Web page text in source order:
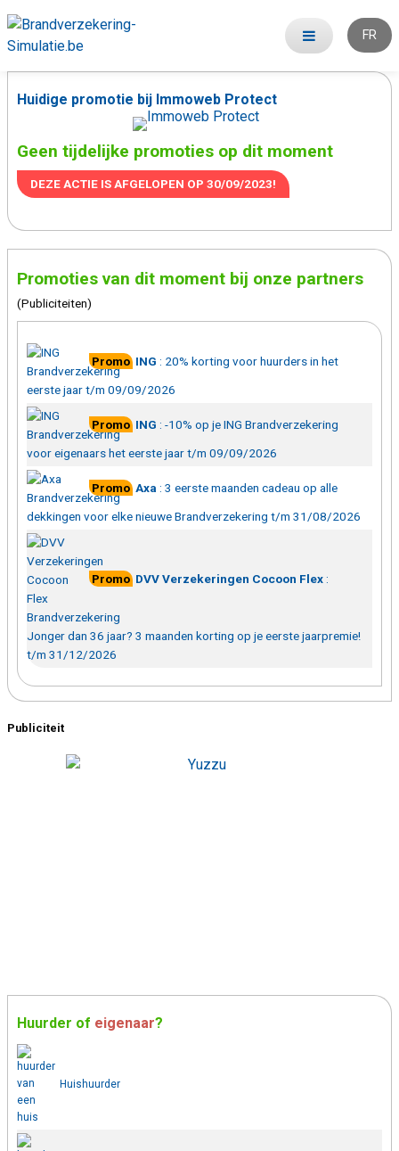
FR
Huidige promotie bij Immoweb Protect
Geen tijdelijke promoties op dit moment
DEZE ACTIE IS AFGELOPEN OP 30/09/2023!
Promoties van dit moment bij onze partners
(Publiciteiten)
Promo ING : 20% korting voor huurders in het
eerste jaar t/m 09/09/2026
Promo ING : -10% op je ING Brandverzekering
voor eigenaars het eerste jaar t/m 09/09/2026
Promo Axa : 3 eerste maanden cadeau op alle
dekkingen voor elke nieuwe Brandverzekering t/m 31/08/2026
Promo DVV Verzekeringen Cocoon Flex :
Jonger dan 36 jaar? 3 maanden korting op je eerste jaarpremie!
t/m 31/12/2026
Publiciteit
Huurder of eigenaar?
Huishuurder